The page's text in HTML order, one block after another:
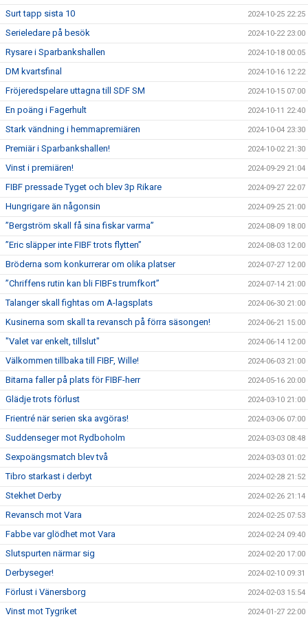
Surt tapp sista 10 2024-10-25 22:25
Serieledare på besök 2024-10-22 23:00
Rysare i Sparbankshallen 2024-10-18 00:05
DM kvartsfinal 2024-10-16 12:22
Fröjeredspelare uttagna till SDF SM 2024-10-15 07:00
En poäng i Fagerhult 2024-10-11 22:40
Stark vändning i hemmapremiären 2024-10-04 23:30
Premiär i Sparbankshallen! 2024-10-02 21:30
Vinst i premiären! 2024-09-29 21:04
FIBF pressade Tyget och blev 3p Rikare 2024-09-27 22:07
Hungrigare än någonsin 2024-09-25 21:00
”Bergström skall få sina fiskar varma” 2024-08-09 18:00
”Eric släpper inte FIBF trots flytten” 2024-08-03 12:00
Bröderna som konkurrerar om olika platser 2024-07-27 12:00
”Chriffens rutin kan bli FIBFs trumfkort” 2024-07-14 21:00
Talanger skall fightas om A-lagsplats 2024-06-30 21:00
Kusinerna som skall ta revansch på förra säsongen! 2024-06-21 15:00
"Valet var enkelt, tillslut" 2024-06-14 12:00
Välkommen tillbaka till FIBF, Wille! 2024-06-03 21:00
Bitarna faller på plats för FIBF-herr 2024-05-16 20:00
Glädje trots förlust 2024-03-10 21:00
Frientré när serien ska avgöras! 2024-03-06 07:00
Suddenseger mot Rydboholm 2024-03-03 08:48
Sexpoängsmatch blev två 2024-03-03 01:02
Tibro starkast i derbyt 2024-02-28 21:52
Stekhet Derby 2024-02-26 21:14
Revansch mot Vara 2024-02-25 07:53
Fabbe var glödhet mot Vara 2024-02-24 09:40
Slutspurten närmar sig 2024-02-20 17:00
Derbyseger! 2024-02-10 09:31
Förlust i Vänersborg 2024-02-03 15:54
Vinst mot Tygriket 2024-01-27 22:00